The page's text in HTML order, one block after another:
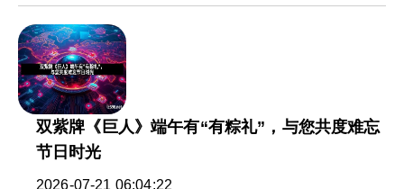
双紫牌《巨人》端午有“有粽礼”，与您共度难忘
节日时光
2026-07-21 06:04:22